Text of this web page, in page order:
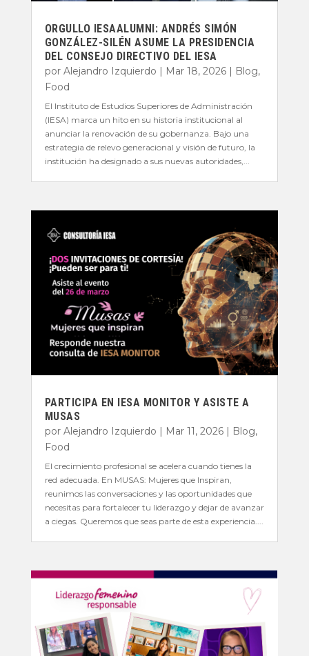
ORGULLO IESAALUMNI: ANDRÉS SIMÓN
GONZÁLEZ-SILÉN ASUME LA PRESIDENCIA
DEL CONSEJO DIRECTIVO DEL IESA
por Alejandro Izquierdo | Mar 18, 2026| Blog,
Food
El Instituto de Estudios Superiores de Administración
(IESA) marca un hito en su historia institucional al
anunciar la renovación de su gobernanza. Bajo una
estrategia de relevo generacional y visión de futuro, la
institución ha designado a sus nuevas autoridades,...
PARTICIPA EN IESA MONITOR Y ASISTE A
MUSAS
por Alejandro Izquierdo | Mar 11, 2026| Blog,
Food
El crecimiento profesional se acelera cuando tienes la
red adecuada. En MUSAS: Mujeres que Inspiran,
reunimos las conversaciones y las oportunidades que
necesitas para fortalecer tu liderazgo y dejar de avanzar
a ciegas. Queremos que seas parte de esta experiencia....